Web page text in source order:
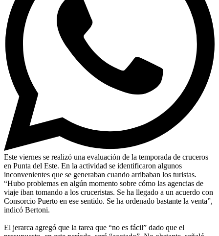
Este viernes se realizó una evaluación de la temporada de cruceros
en Punta del Este. En la actividad se identificaron algunos
inconvenientes que se generaban cuando arribaban los turistas.
“Hubo problemas en algún momento sobre cómo las agencias de
viaje iban tomando a los cruceristas. Se ha llegado a un acuerdo con
Consorcio Puerto en ese sentido. Se ha ordenado bastante la venta”,
indicó Bertoni.
El jerarca agregó que la tarea que “no es fácil” dado que el